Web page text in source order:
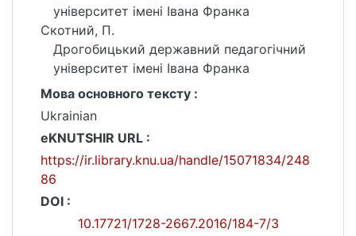
університет імені Івана Франка
Скотний, П.
Дрогобицький державний педагогічний
університет імені Івана Франка
Мова основного тексту :
Ukrainian
eKNUTSHIR URL :
https://ir.library.knu.ua/handle/15071834/248
86
DOI :
10.17721/1728-2667.2016/184-7/3